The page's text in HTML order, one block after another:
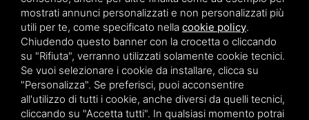
Questo sito è protetto da Google reCAPTCHA v3,Privacy Policy
Terms of Service
di Google.
mostrati annunci personalizzati e non personalizzati più
utili per te, come specificato nella cookie policy.
Chiudendo questo banner con la crocetta o cliccando
su "Rifiuta", verranno utilizzati solamente cookie tecnici.
Se vuoi selezionare i cookie da installare, clicca su
"Personalizza". Se preferisci, puoi acconsentire
all'utilizzo di tutti i cookie, anche diversi da quelli tecnici,
cliccando su "Accetta tutti". In qualsiasi momento potrai